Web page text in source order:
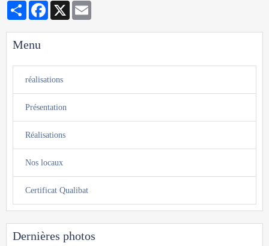
PartagerFacebook
X
Menu
réalisations
Présentation
Réalisations
Nos locaux
Certificat Qualibat
Dernières photos